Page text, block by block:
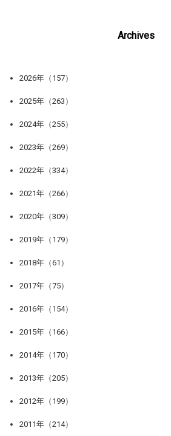
Archives
2026年（157）
2025年（263）
2024年（255）
2023年（269）
2022年（334）
2021年（266）
2020年（309）
2019年（179）
2018年（61）
2017年（75）
2016年（154）
2015年（166）
2014年（170）
2013年（205）
2012年（199）
2011年（214）